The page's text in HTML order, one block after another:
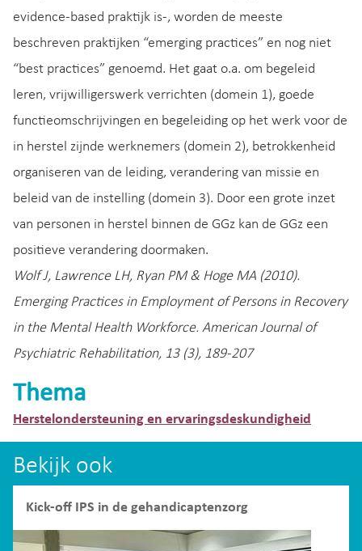
evidence-based praktijk is-, worden de meeste
beschreven praktijken “emerging practices” en nog niet
“best practices” genoemd. Het gaat o.a. om begeleid
leren, vrijwilligerswerk verrichten (domein 1), goede
functieomschrijvingen en begeleiding op het werk voor de
in herstel zijnde werknemers (domein 2), betrokkenheid
organiseren van de leiding, verandering van missie en
beleid van de instelling (domein 3). Door een grote inzet
van personen in herstel binnen de GGz kan de GGz een
positieve verandering doormaken.
Wolf J, Lawrence LH, Ryan PM & Hoge MA (2010).
Emerging Practices in Employment of Persons in Recovery
in the Mental Health Workforce. American Journal of
Psychiatric Rehabilitation, 13 (3), 189-207
Thema
Herstelondersteuning en ervaringsdeskundigheid
Bekijk ook
Kick-off IPS in de gehandicaptenzorg